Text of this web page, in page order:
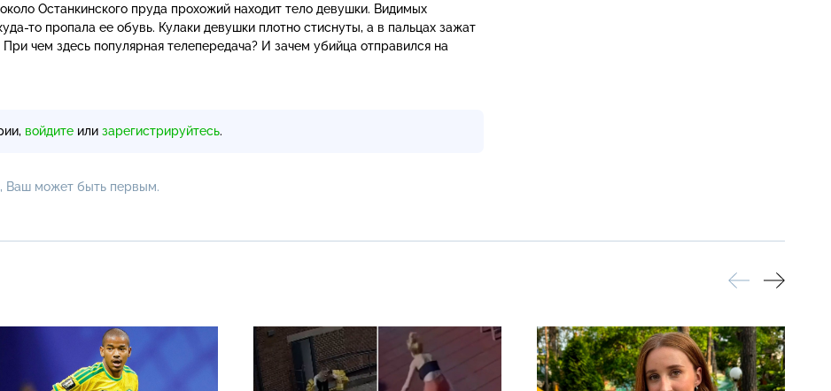
Останкинского пруда прохожий находит тело девушки. Видимых
то пропала ее обувь. Кулаки девушки плотно стиснуты, а в пальцах зажат
чем здесь популярная телепередача? И зачем убийца отправился на
войдите или зарегистрируйтесь.
Ваш может быть первым.